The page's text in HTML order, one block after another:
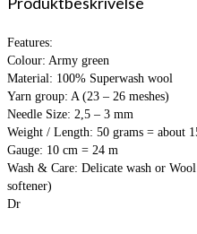
Features:
Colour: Army green
Material: 100% Superwash wool
Yarn group: A (23 – 26 meshes)
Needle Size: 2,5 – 3 mm
Weight / Length: 50 grams = about
Gauge: 10 cm = 24 m
Wash & Care: Delicate wash or
softener)
Dr